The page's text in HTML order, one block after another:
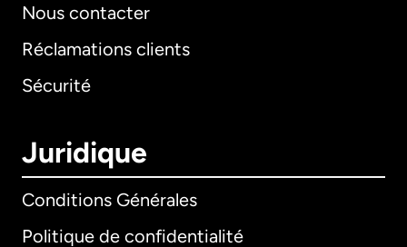
Nous contacter
Réclamations clients
Sécurité
Juridique
Conditions Générales
Politique de confidentialité